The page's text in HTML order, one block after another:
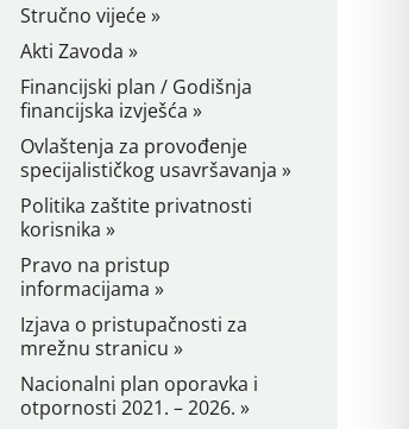
Stručno vijeće »
Akti Zavoda »
Financijski plan / Godišnja
financijska izvješća »
Ovlaštenja za provođenje
specijalističkog usavršavanja »
Politika zaštite privatnosti
korisnika »
Pravo na pristup
informacijama »
Izjava o pristupačnosti za
mrežnu stranicu »
Nacionalni plan oporavka i
otpornosti 2021. – 2026. »